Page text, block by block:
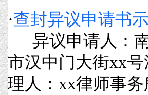
·查封异议申请书
异议申请人：南
市汉中门大街xx
理人：xx律师事